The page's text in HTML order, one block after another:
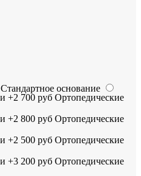
Стандартное основание
Ортопедические
Ортопедические
Ортопедические
Ортопедические